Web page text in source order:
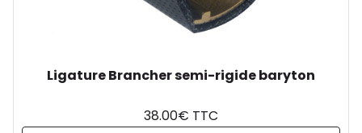
Ligature Brancher semi-rigide baryton
38.00€ TTC